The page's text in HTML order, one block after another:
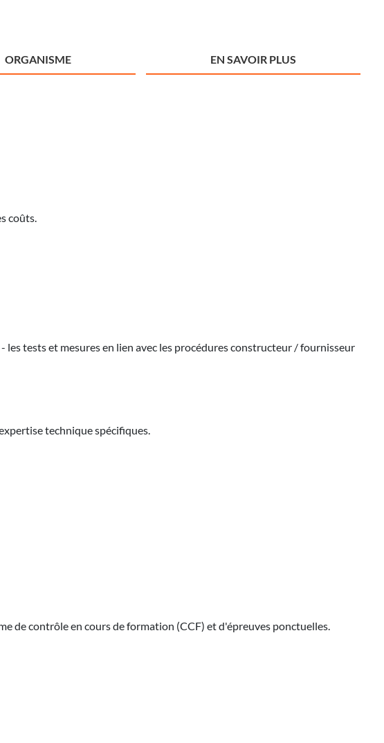
ORGANISME EN SAVOIR PLUS
coûts.
tests et mesures en lien avec les procédures constructeur / fournisseur
technique spécifiques.
de contrôle en cours de formation (CCF) et d'épreuves ponctuelles.